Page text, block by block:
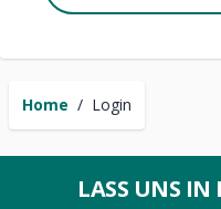
Home / Login
LASS UNS IN